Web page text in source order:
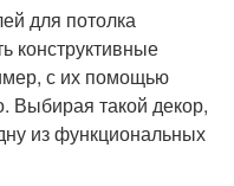
для потолка
конструктивные
с их помощью
Выбирая такой декор,
из функциональных